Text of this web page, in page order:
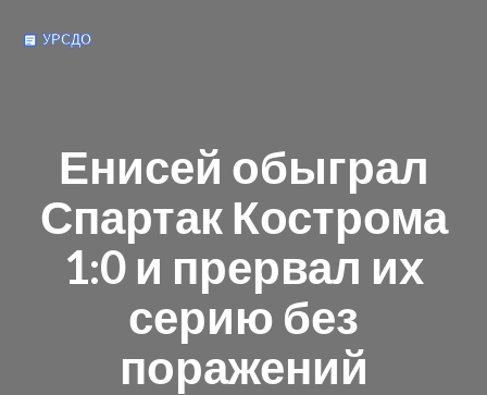
Енисей обыграл
Спартак Кострома
1:0 и прервал их
серию без
поражений